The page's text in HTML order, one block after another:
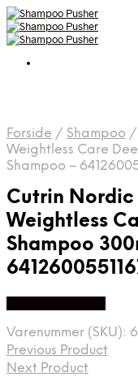
Forside / Shampoo /
Weightless Care
Shampoo –
Cutrin Nordic
Weightless
Shampoo
Varenummer (SKU):
Previous Product
Next Product